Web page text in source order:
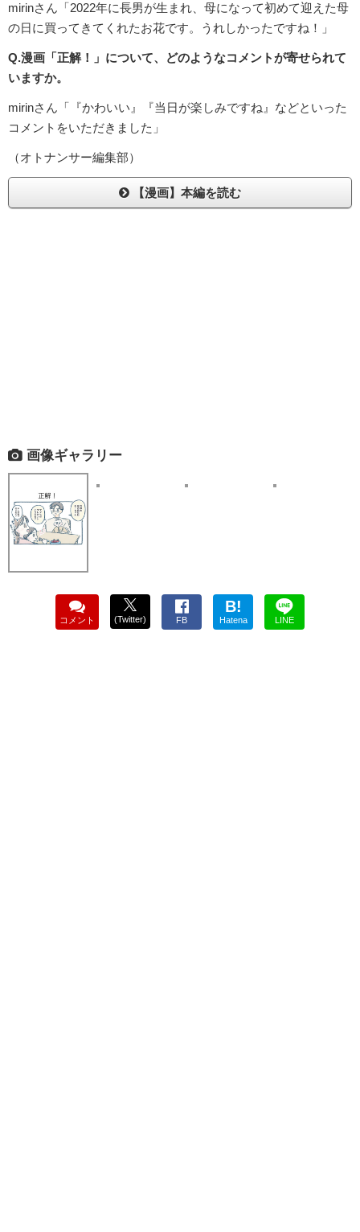
mirinさん「2022年に長男が生まれ、母になって初めて迎えた母
の日に買ってきてくれたお花です。うれしかったですね！」
Q.漫画「正解！」について、どのようなコメントが寄せられて
いますか。
mirinさん「『かわいい』『当日が楽しみですね』などといった
コメントをいただきました」
（オトナンサー編集部）
【漫画】本編を読む
画像ギャラリー
コメント (Twitter) FB
B!
Hatena LINE